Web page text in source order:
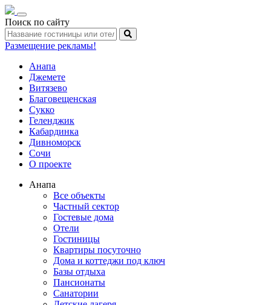
Toggle
navigation
Поиск по сайту
Размещение рекламы!
Анапа
Джемете
Витязево
Благовещенская
Сукко
Геленджик
Кабардинка
Дивноморск
Сочи
О проекте
Анапа
Все объекты
Частный сектор
Гостевые дома
Отели
Гостиницы
Квартиры посуточно
Дома и коттеджи под ключ
Базы отдыха
Пансионаты
Санатории